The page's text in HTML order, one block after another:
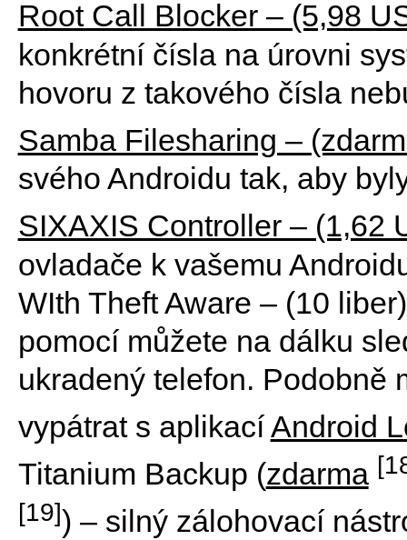
Root Call Blocker – (5,98
konkrétní čísla na úrovni
hovoru z takového čísla
Samba Filesharing –
svého Androidu tak, aby
SIXAXIS Controller – (1,62
ovladače k vašemu
WIth Theft Aware – (10
pomocí můžete na dálku
ukradený telefon. Podobně
vypátrat s aplikacíAndroid
Titanium Backup (zdarma
[19]) – silný zálohovací